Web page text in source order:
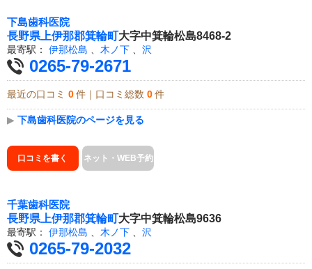
下島歯科医院
長野県 上伊那郡箕輪町大字中箕輪松島8468-2
最寄駅： 伊那松島 木ノ下 沢
0265-79-2671
最近の口コミ 0 件｜口コミ総数 0 件
▶ 下島歯科医院のページを見る
口コミを書く ネット・WEB予約
千葉歯科医院
長野県 上伊那郡箕輪町大字中箕輪松島9636
最寄駅： 伊那松島 木ノ下 沢
0265-79-2032